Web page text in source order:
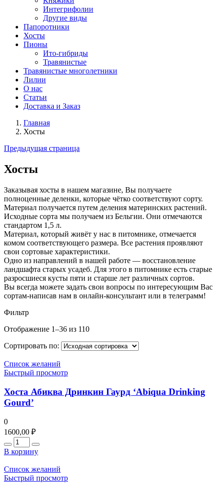
Интегрифолии
Другие виды
Папоротники
Хосты
Пионы
Ито-гибриды
Травянистые
Травянистые многолетники
Лилии
О нас
Статьи
Доставка и Заказ
Главная
Хосты
Предыдущая страница
Хосты
Заказывая хосты в нашем магазине, Вы получаете
полноценные деленки, которые чётко соответствуют сорту.
Материал получается путем деления материнских растений.
Исходные сорта мы получаем из Бельгии. Они отмечаются
стандартом 1,5 л.
Материал, который живёт у нас в питомнике, отмечается
комом соответствующего размера. Все растения проявляют
свои сортовые характеристики.
Одно из направлений в нашей работе — восстановление
ландшафта старых усадеб. Для этого в питомнике есть старые
разросшиеся кусты пяти и старше лет различных сортов.
Вы всегда можете задать свои вопросы по интересующим Вас
сортам-написав нам в онлайн-консультант или в телеграмм!
Фильтр
Отображение 1–36 из 110
Сортировать по:
Список желаний
Быстрый просмотр
Хоста Абиква Дринкин Гаурд ‘Abiqua Drinking
Gourd’
0
1600,00 ₽
Количество
В корзину
Список желаний
Быстрый просмотр